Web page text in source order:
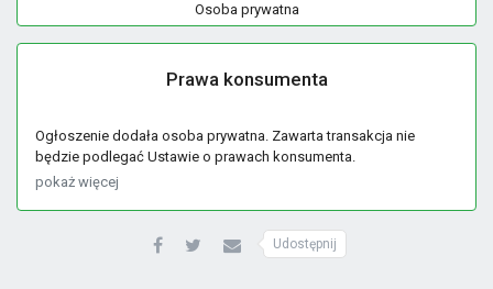
Osoba prywatna
Prawa konsumenta
Ogłoszenie dodała osoba prywatna. Zawarta transakcja nie
będzie podlegać Ustawie o prawach konsumenta.
pokaż więcej
Udostępnij